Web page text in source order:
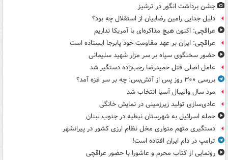
جشن برداشت انگور در ترشیز
دلیل جدایی رامین رضاییان از استقلال چه بود؟
عراقچی: اکنون هیچ مذاکره‌ای با آمریکا نداریم
عراقچی: ایران بر عهد مقاومت خود پابرجا ایستاده است
حضور سخنگوی سپاه بر سر مزار شهید سلیمانی
عامل اصلی قتل حمیدرضا رجب‌زاده دستگیر شد
بررسی ۳۰۰ روز پس از آتش‌بس: چه بر سر غزه آمد؟
مرد سال والیبال آسیا انتخاب شد
عادی‌سازی تولید زیرزمینی در نمایش خانگی
حمله اسرائیل به شهرستان نبطیه در جنوب لبنان
دستگیری متهم متواری مخل نظام ارزی کشور در پیرانشهر
ترامپ در دام ایران افتاده است!
رونمایی از کتاب محرم و عاشورا با حضور عراقچی